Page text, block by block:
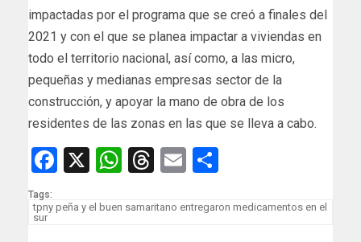
impactadas por el programa que se creó a finales del
2021 y con el que se planea impactar a viviendas en
todo el territorio nacional, así como, a las micro,
pequeñas y medianas empresas sector de la
construcción, y apoyar la mano de obra de los
residentes de las zonas en las que se lleva a cabo.
Facebook
X WhatsApp
Threads
Email
Tags:
tpny peña y el buen samaritano entregaron medicamentos en el
sur